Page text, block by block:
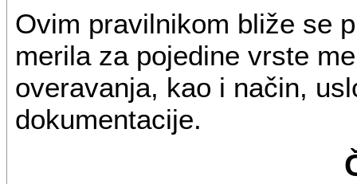
Ovim pravilnikom bliže se
merila za pojedine vrste
overavanja, kao i način,
dokumentacije.